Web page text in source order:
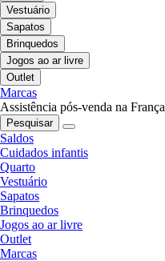
Vestuário
Sapatos
Brinquedos
Jogos ao ar livre
Outlet
Marcas
Assistência pós-venda na França
Pesquisar
Saldos
Cuidados infantis
Quarto
Vestuário
Sapatos
Brinquedos
Jogos ao ar livre
Outlet
Marcas